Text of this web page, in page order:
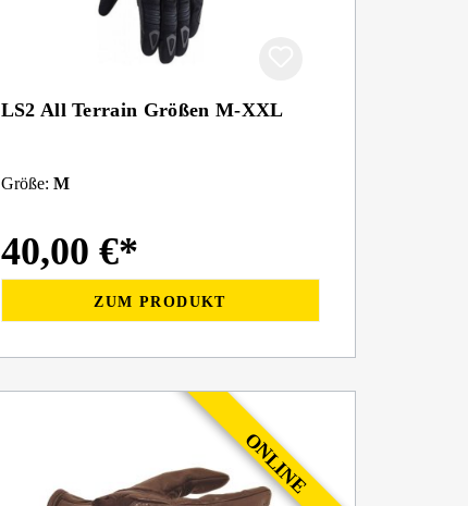
LS2 All Terrain Größen M-XXL
Größe: M
40,00 €*
ZUM PRODUKT